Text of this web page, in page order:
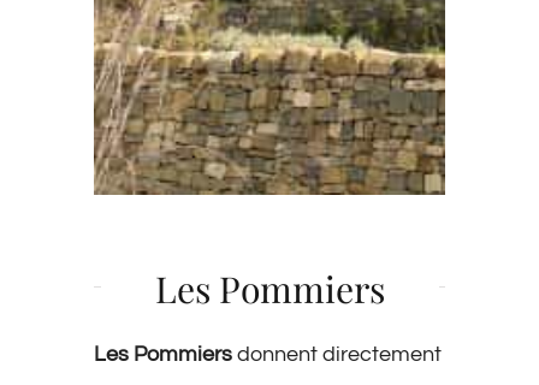
Les Pommiers
Les Pommiers donnent directement